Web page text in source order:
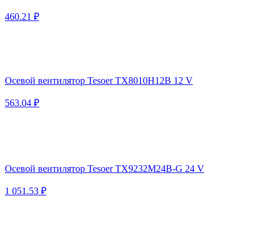
460.21 ₽
Осевой вентилятор Tesoer TX8010H12B 12 V
563.04 ₽
Осевой вентилятор Tesoer TX9232M24B-G 24 V
1 051.53 ₽